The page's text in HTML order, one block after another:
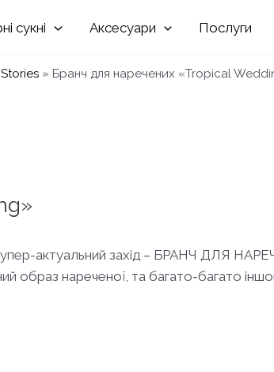
Аксесуари Послуги
Stories » Бранч для наречених «Tropical
актуальний захід – БРАНЧ ДЛЯ
образ нареченої, та багато-багато